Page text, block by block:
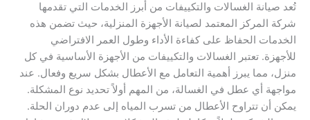
تُعد صيانة الغسالات والتكييفات من أبرز الخدمات التي تقدمها
شركة المركز المعتمد لصيانة الأجهزة المنزلية، حيث تضمن هذه
الخدمات الحفاظ على كفاءة الأداء وطول العمر الافتراضي
للأجهزة. تعتبر الغسالات والتكييفات من الأجهزة الأساسية في كل
منزل، مما يبرز أهمية التعامل مع الأعطال بشكل سريع وفعال. عند
مواجهة أي عطل في الغسالة، من المهم أولاً تحديد نوع المشكلة.
يمكن أن تتراوح الأعطال من تسرب المياه إلى عدم دوران الحلة.